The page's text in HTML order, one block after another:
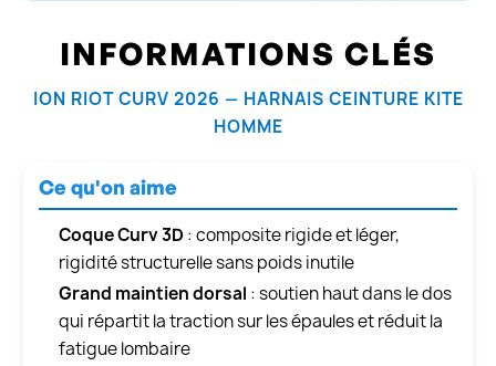
INFORMATIONS CLÉS
ION RIOT CURV 2026 — HARNAIS CEINTURE KITE
HOMME
Ce qu'on aime
Coque Curv 3D: composite rigide et léger,
rigidité structurelle sans poids inutile
Grand maintien dorsal : soutien haut dans le dos
qui répartit la traction sur les épaules et réduit la
fatigue lombaire